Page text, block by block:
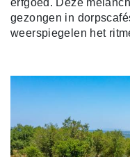
erfgoed. Deze
gezongen in
weerspiegelen het